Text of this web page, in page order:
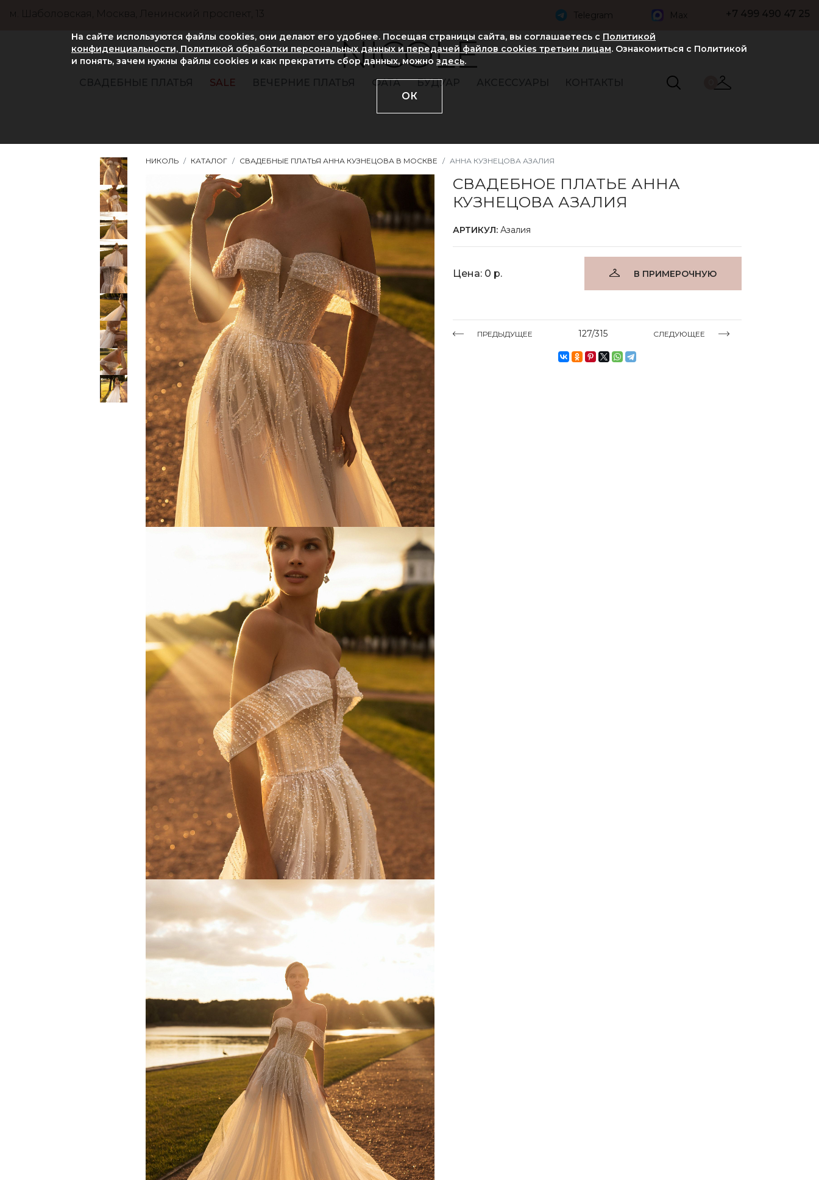
м. Шаболовская, Москва, Ленинский проспект, 13 Telegram Max +7 499 490 47 25
NICOLE
СВАДЕБНЫЕ ПЛАТЬЯ SALE ВЕЧЕРНИЕ ПЛАТЬЯ ФАТА БУДУАР АКСЕССУАРЫ КОНТАКТЫ
НИКОЛЬ КАТАЛОГ СВАДЕБНЫЕ ПЛАТЬЯ АННА КУЗНЕЦОВА В МОСКВЕ АННА КУЗНЕЦОВА АЗАЛИЯ
СВАДЕБНОЕ ПЛАТЬЕ АННА
КУЗНЕЦОВА АЗАЛИЯ
АРТИКУЛ: Азалия
Цена: 0 р. В ПРИМЕРОЧНУЮ
ПРЕДЫДУЩЕЕ 127/315 СЛЕДУЮЩЕЕ
На сайте используются файлы cookies, они делают его удобнее. Посещая страницы сайта, вы соглашаетесь с Политикой
конфиденциальности, Политикой обработки персональных данных и передачей файлов cookies третьим лицам. Ознакомиться с Политикой
и понять, зачем нужны файлы сookies и как прекратить сбор данных, можно здесь.
ОК